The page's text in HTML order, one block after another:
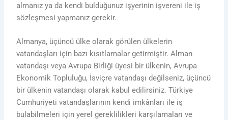
almanız ya da kendi bulduğunuz işyerinin işvereni ile iş
sözleşmesi yapmanız gerekir.
Almanya, üçüncü ülke olarak görülen ülkelerin
vatandaşları için bazı kısıtlamalar getirmiştir. Alman
vatandaşı veya Avrupa Birliği üyesi bir ülkenin, Avrupa
Ekonomik Topluluğu, İsviçre vatandaşı değilseniz, üçüncü
bir ülkenin vatandaşı olarak kabul edilirsiniz. Türkiye
Cumhuriyeti vatandaşlarının kendi imkânları ile iş
bulabilmeleri için yerel gereklilikleri karşılamaları ve